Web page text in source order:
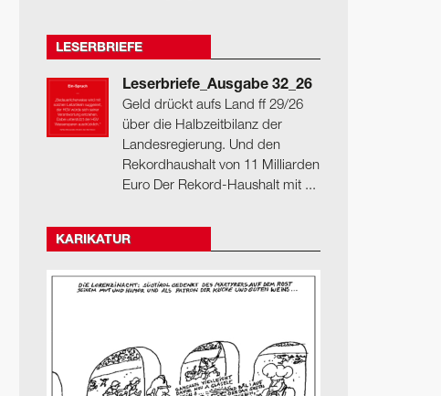
LESERBRIEFE
Leserbriefe_Ausgabe 32_26
Geld drückt aufs Land ff 29/26
über die Halbzeitbilanz der
Landesregierung. Und den
Rekordhaushalt von 11 Milliarden
Euro Der Rekord-Haushalt mit ...
KARIKATUR